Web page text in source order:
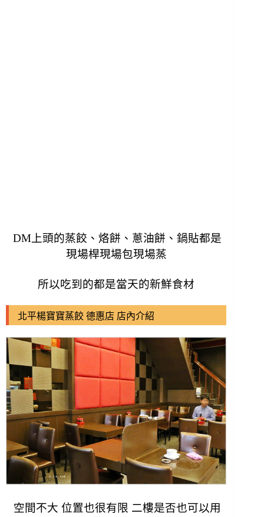
DM上頭的蒸餃、烙餅、蔥油餅、鍋貼都是
現場桿現場包現場蒸
所以吃到的都是當天的新鮮食材
北平楊寶寶蒸餃 德惠店 店內介紹
空間不大 位置也很有限 二樓是否也可以用